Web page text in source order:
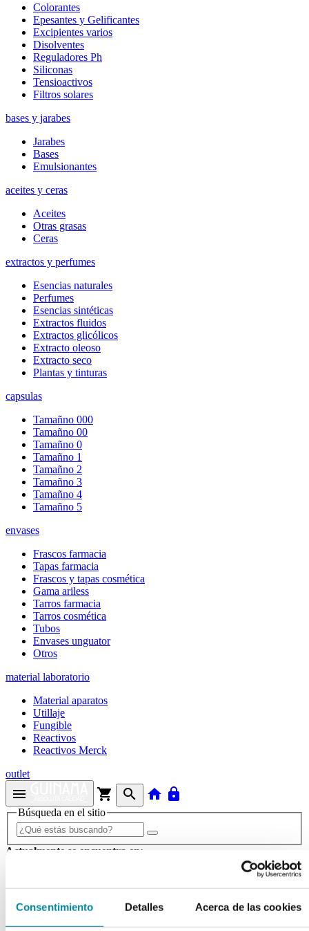
Consentimiento Detalles Acerca de las cookies
Colorantes
Epesantes y Gelificantes
Excipientes varios
Disolventes
Reguladores Ph
Siliconas
Tensioactivos
Filtros solares
bases y jarabes
Jarabes
Bases
Emulsionantes
aceites y ceras
Aceites
Otras grasas
Ceras
extractos y perfumes
Esencias naturales
Perfumes
Esencias sintéticas
Extractos fluidos
Extractos glicólicos
Extracto oleoso
Extracto seco
Plantas y tinturas
capsulas
Tamañno 000
Tamañno 00
Tamañno 0
Tamañno 1
Tamañno 2
Tamañno 3
Tamañno 4
Tamañno 5
envases
Frascos farmacia
Tapas farmacia
Frascos y tapas cosmética
Gama ariless
Tarros farmacia
Tarros cosmética
Tubos
Envases unguator
Otros
material laboratorio
Material aparatos
Utillaje
Fungible
Reactivos
Reactivos Merck
outlet
menu shopping_cart search home lock
Búsqueda en el sitio
Actualmente se encuentra en:
PIPETA ASPIRADOR 0-10ml VERDE COM-PI
arrow_back